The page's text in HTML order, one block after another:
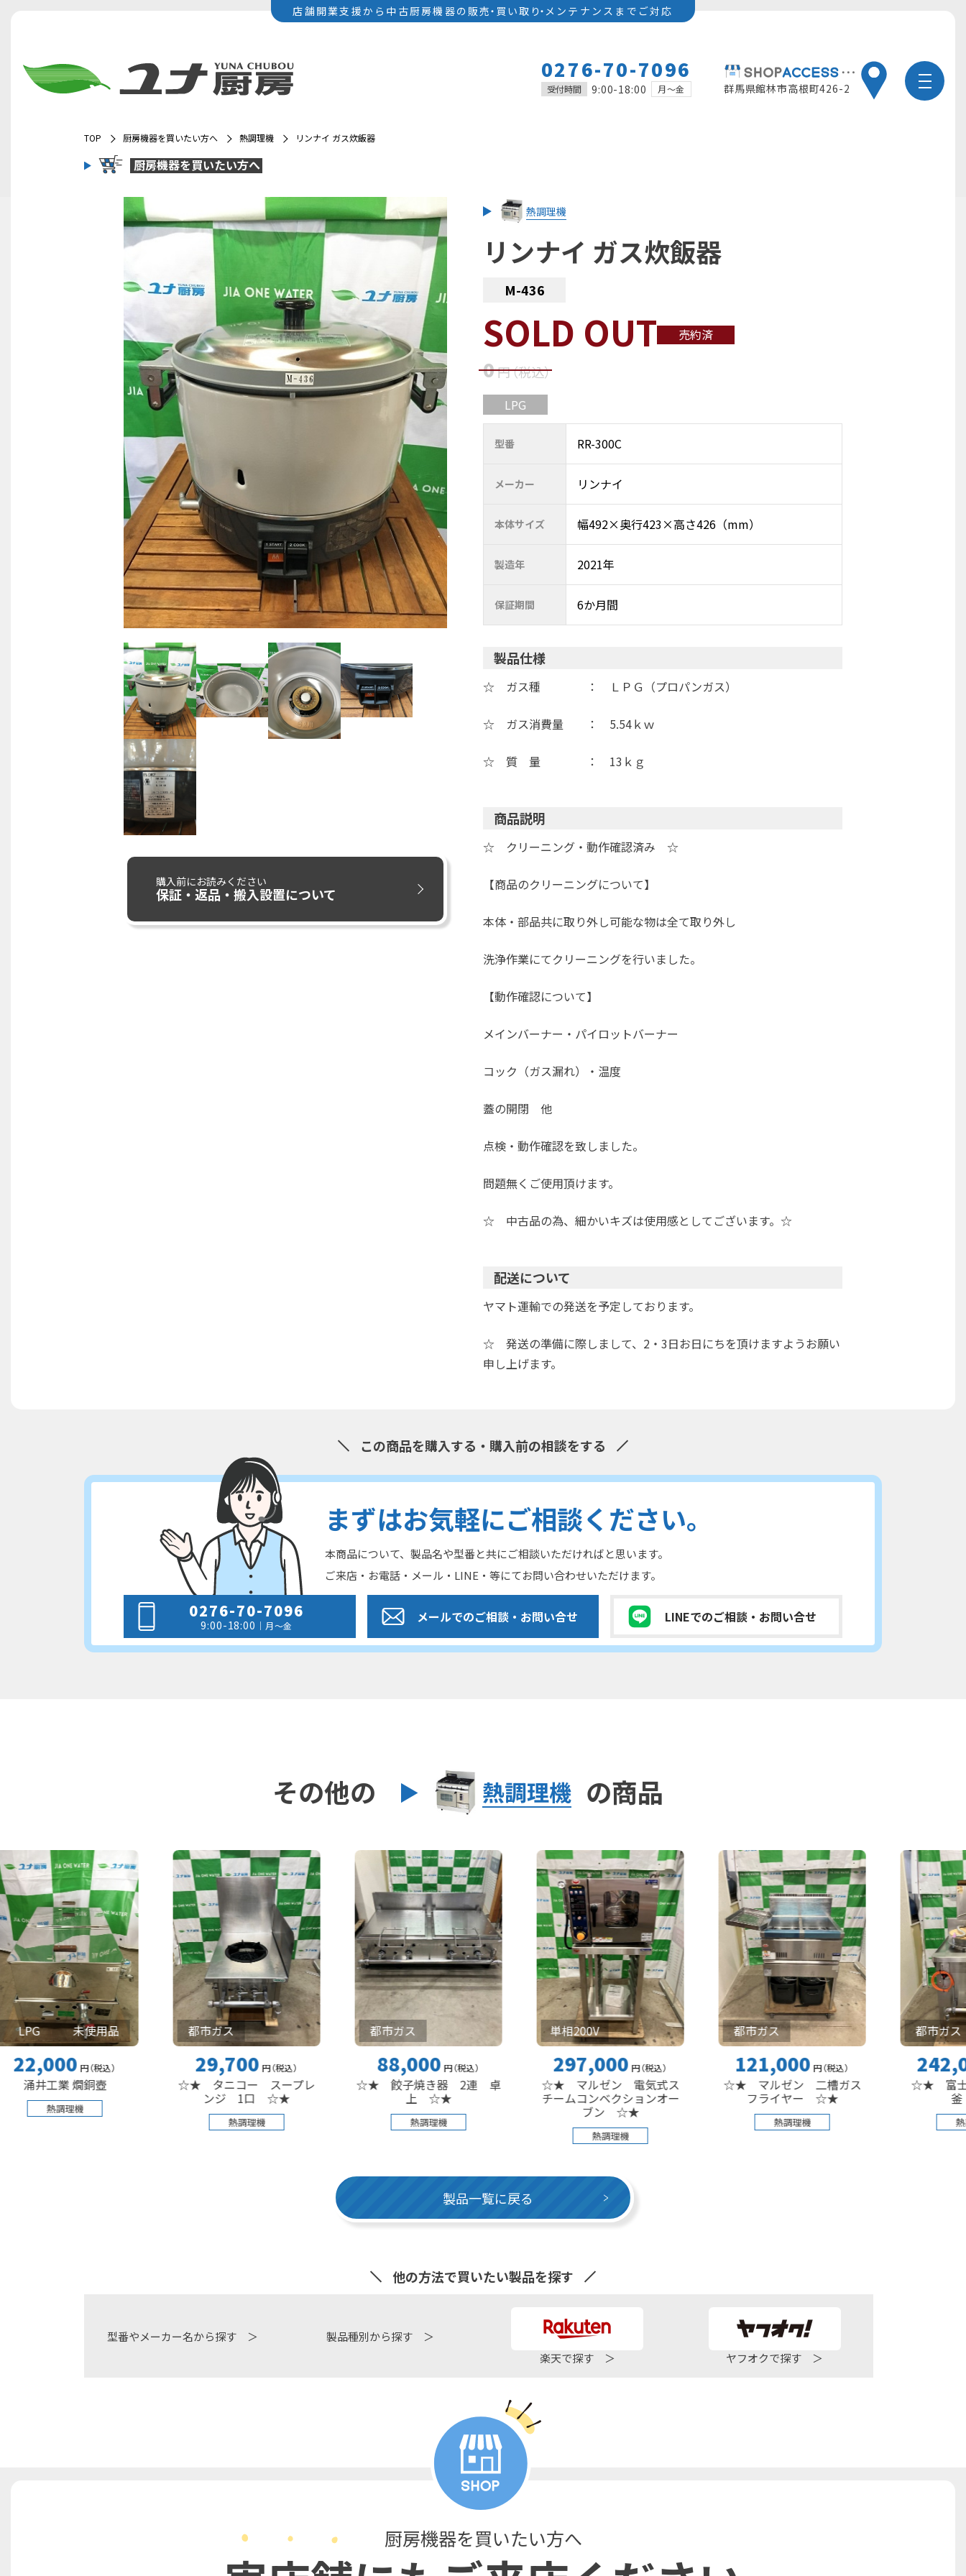
店舗開業支援から中古厨房機器の 販売・ 買い取 り・メンテナンスまでご対応
0276-70-7096
受付時間 9:00-18:00 月～金 群馬県館林市高根町426-2
TOP 厨房機器を買いたい方へ 熱調理機 リンナイ ガス炊飯器
厨房機器を買いたい方へ
購入前にお読みください
保証・返品・搬入設置について
熱調理機
リンナイ ガス炊飯器
M-436
SOLD OUT 売約済
0円（税込）
LPG
型番 RR-300C
メーカー リンナイ
本体サイズ 幅492×奥行423×高さ426（mm）
製造年 2021年
保証期間 6か月間
製品仕様
☆ ガス種 ： ＬＰＧ（プロパンガス）
☆ ガス消費量 ： 5.54ｋｗ
☆ 質 量 ： 13ｋｇ
商品説明
☆ クリーニング・動作確認済み ☆
【商品のクリーニングについて】
本体・部品共に取り外し可能な物は全て取り外し
洗浄作業にてクリーニングを行いました。
【動作確認について】
メインバーナー・パイロットバーナー
コック（ガス漏れ）・温度
蓋の開閉 他
点検・動作確認を致しました。
問題無くご使用頂けます。
☆ 中古品の為、細かいキズは使用感としてございます。☆
配送について
ヤマト運輸での発送を予定しております。
☆ 発送の準備に際しまして、2・3日お日にちを頂けますようお願い
申し上げます。
この商品を購入する・購入前の相談をする
まずはお気軽にご相談ください。
本商品について、製品名や型番と共にご相談いただければと思います。
ご来店・お電話・メール・LINE・等にてお問い合わせいただけます。
0276-70-7096
9:00-18:00 ｜月～金
メールでのご相談 ・お問い合せ LINEでのご相談 ・お問い合せ
その他の 熱調理機 の商品
未使用品
円（税込）
業 燗銅壺
29,700 円（税込）
☆★ タニコー スープレ
ンジ 1口 ☆★
都市ガス
88,000 円（税込）
☆★ 餃子焼き器 2連 卓
単相200V
297,000 円 （税込）
☆★ マルゼン 電気式ス
チームコンベクションオー
ブン ☆★
都市ガス
121,000 円（税込）
☆★ マルゼン 二槽ガス
フライヤー ☆★
都市ガス
242,000 円（
☆★ 富士工業所
製品一覧に戻る
他の方法で買いたい製品を探す
型番やメーカー名から探す ＞
製品種別から探す ＞
楽天で探す ＞
ヤフオクで探す ＞
厨房機器を買いたい方へ